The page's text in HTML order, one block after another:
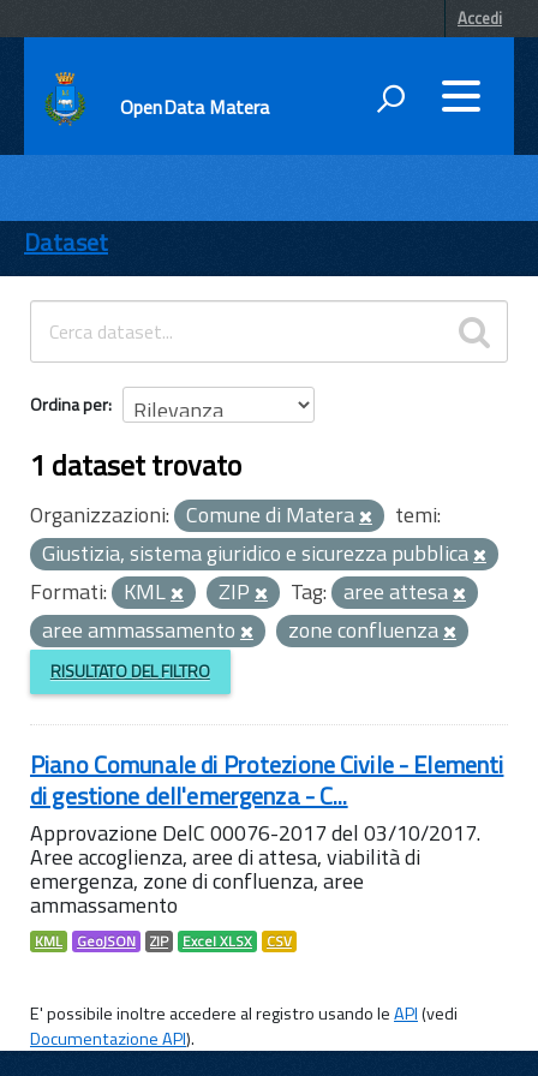
Accedi
OpenData Matera
ENTI
TEMI
INFORMAZIONI
Dataset
Ordina per
1 dataset trovato
Organizzazioni: Comune di Matera
temi:
Giustizia, sistema giuridico e sicurezza pubblica
Formati: KML ZIP Tag: aree attesa
aree ammassamento
zone confluenza
RISULTATO DEL FILTRO
Piano Comunale di Protezione Civile - Elementi
di gestione dell'emergenza - C...
Approvazione DelC 00076-2017 del 03/10/2017.
Aree accoglienza, aree di attesa, viabilità di
emergenza, zone di confluenza, aree
ammassamento
KML GeoJSON ZIP Excel XLSX CSV
E' possibile inoltre accedere al registro usando leAPI(vedi
Documentazione API).